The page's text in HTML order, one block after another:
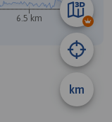
km
6.5 km 8.6 km